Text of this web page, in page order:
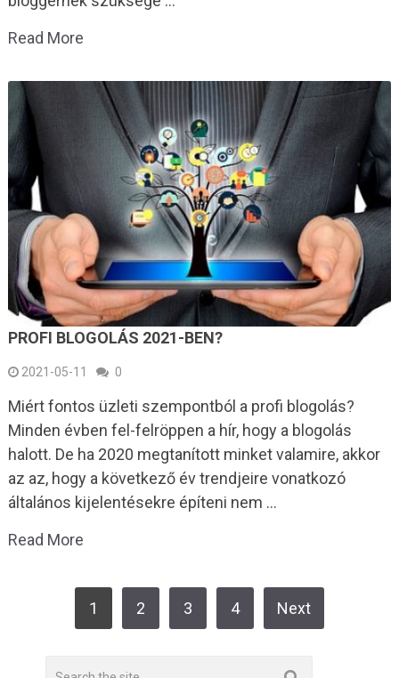
Read More
PROFI BLOGOLÁS 2021-BEN?
2021-05-11 0
Miért fontos üzleti szempontból a profi blogolás?
Minden évben fel-felröppen a hír, hogy a blogolás
halott. De ha 2020 megtanított minket valamire, akkor
az az, hogy a következő év trendjeire vonatkozó
általános kijelentésekre építeni nem …
Read More
BEJEGYZÉS
NAVIGÁCIÓ
1 2 3 4 Next